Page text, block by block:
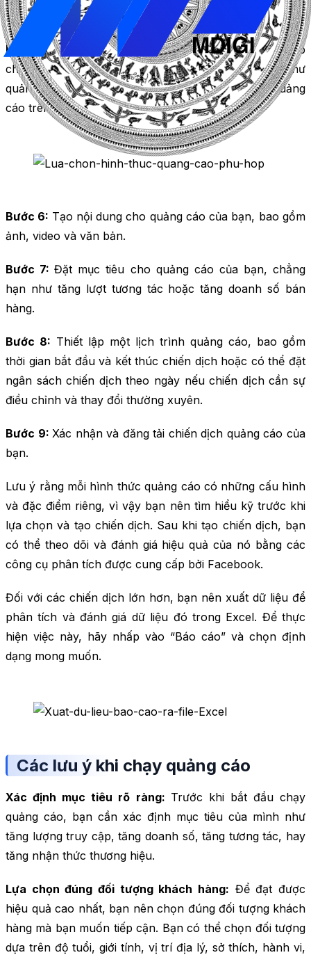
Bước 5:Lựa chọn các hình thức quảng cáo phù hợp
cho chiến dịch của bạn, bao gồm các hình thức như
quảng cáo trên trang chủ, quảng cáo trong video, quảng
cáo trên Instagram, hoặc quảng cáo động.
Bước 6: Tạo nội dung cho quảng cáo của bạn, bao gồm
ảnh, video và văn bản.
Bước 7:Đặt mục tiêu cho quảng cáo của bạn, chẳng
hạn như tăng lượt tương tác hoặc tăng doanh số bán
hàng.
Bước 8: Thiết lập một lịch trình quảng cáo, bao gồm
thời gian bắt đầu và kết thúc chiến dịch hoặc có thể đặt
ngân sách chiến dịch theo ngày nếu chiến dịch cần sự
điều chỉnh và thay đổi thường xuyên.
Bước 9: Xác nhận và đăng tải chiến dịch quảng cáo của
bạn.
Lưu ý rằng mỗi hình thức quảng cáo có những cấu hình
và đặc điểm riêng, vì vậy bạn nên tìm hiểu kỹ trước khi
lựa chọn và tạo chiến dịch. Sau khi tạo chiến dịch, bạn
có thể theo dõi và đánh giá hiệu quả của nó bằng các
công cụ phân tích được cung cấp bởi Facebook.
Đối với các chiến dịch lớn hơn, bạn nên xuất dữ liệu để
phân tích và đánh giá dữ liệu đó trong Excel. Để thực
hiện việc này, hãy nhấp vào “Báo cáo” và chọn định
dạng mong muốn.
Các lưu ý khi chạy quảng cáo
Xác định mục tiêu rõ ràng: Trước khi bắt đầu chạy
quảng cáo, bạn cần xác định mục tiêu của mình như
tăng lượng truy cập, tăng doanh số, tăng tương tác, hay
tăng nhận thức thương hiệu.
Lựa chọn đúng đối tượng khách hàng: Để đạt được
hiệu quả cao nhất, bạn nên chọn đúng đối tượng khách
hàng mà bạn muốn tiếp cận. Bạn có thể chọn đối tượng
dựa trên độ tuổi, giới tính, vị trí địa lý, sở thích, hành vi,